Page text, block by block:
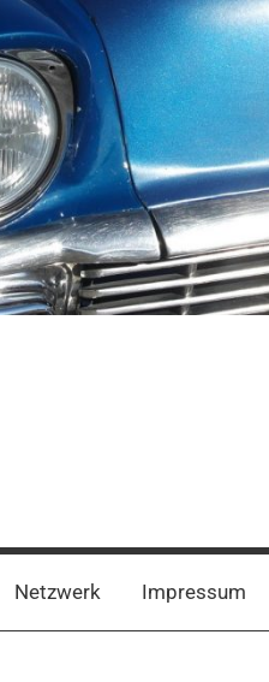
Netzwerk Impressum